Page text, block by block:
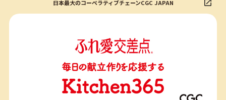
日本最大のコーペラティブチェーンCGC JAPAN